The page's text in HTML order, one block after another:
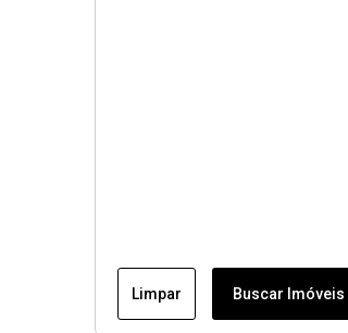
Limpar Buscar Imóveis